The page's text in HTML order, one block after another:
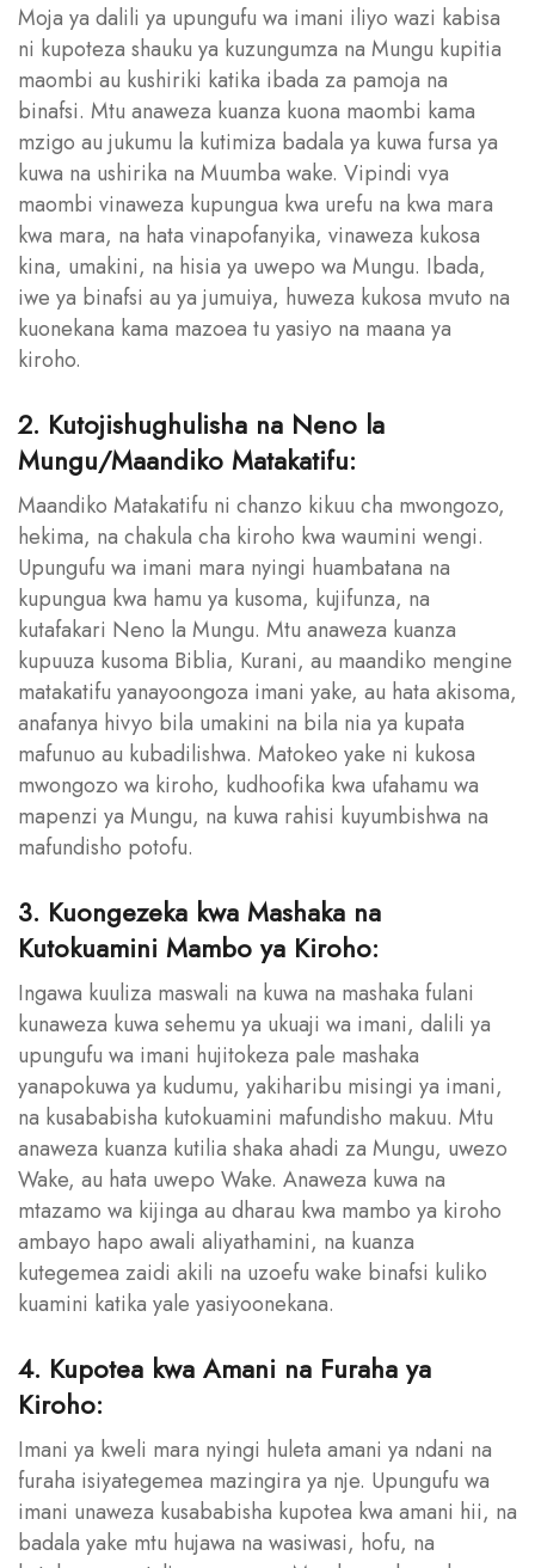
Moja ya dalili ya upungufu wa imani iliyo wazi kabisa
ni kupoteza shauku ya kuzungumza na Mungu kupitia
maombi au kushiriki katika ibada za pamoja na
binafsi. Mtu anaweza kuanza kuona maombi kama
mzigo au jukumu la kutimiza badala ya kuwa fursa ya
kuwa na ushirika na Muumba wake. Vipindi vya
maombi vinaweza kupungua kwa urefu na kwa mara
kwa mara, na hata vinapofanyika, vinaweza kukosa
kina, umakini, na hisia ya uwepo wa Mungu. Ibada,
iwe ya binafsi au ya jumuiya, huweza kukosa mvuto na
kuonekana kama mazoea tu yasiyo na maana ya
kiroho.
2. Kutojishughulisha na Neno la
Mungu/Maandiko Matakatifu:
Maandiko Matakatifu ni chanzo kikuu cha mwongozo,
hekima, na chakula cha kiroho kwa waumini wengi.
Upungufu wa imani mara nyingi huambatana na
kupungua kwa hamu ya kusoma, kujifunza, na
kutafakari Neno la Mungu. Mtu anaweza kuanza
kupuuza kusoma Biblia, Kurani, au maandiko mengine
matakatifu yanayoongoza imani yake, au hata akisoma,
anafanya hivyo bila umakini na bila nia ya kupata
mafunuo au kubadilishwa. Matokeo yake ni kukosa
mwongozo wa kiroho, kudhoofika kwa ufahamu wa
mapenzi ya Mungu, na kuwa rahisi kuyumbishwa na
mafundisho potofu.
3. Kuongezeka kwa Mashaka na
Kutokuamini Mambo ya Kiroho:
Ingawa kuuliza maswali na kuwa na mashaka fulani
kunaweza kuwa sehemu ya ukuaji wa imani, dalili ya
upungufu wa imani hujitokeza pale mashaka
yanapokuwa ya kudumu, yakiharibu misingi ya imani,
na kusababisha kutokuamini mafundisho makuu. Mtu
anaweza kuanza kutilia shaka ahadi za Mungu, uwezo
Wake, au hata uwepo Wake. Anaweza kuwa na
mtazamo wa kijinga au dharau kwa mambo ya kiroho
ambayo hapo awali aliyathamini, na kuanza
kutegemea zaidi akili na uzoefu wake binafsi kuliko
kuamini katika yale yasiyoonekana.
4. Kupotea kwa Amani na Furaha ya
Kiroho:
Imani ya kweli mara nyingi huleta amani ya ndani na
furaha isiyategemea mazingira ya nje. Upungufu wa
imani unaweza kusababisha kupotea kwa amani hii, na
badala yake mtu hujawa na wasiwasi, hofu, na